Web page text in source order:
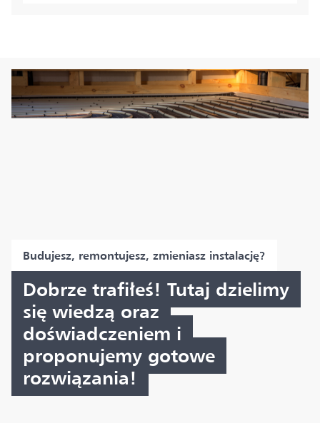
Budujesz, remontujesz, zmieniasz instalację?
Dobrze trafiłeś! Tutaj dzielimy
się wiedzą oraz
doświadczeniem i
proponujemy gotowe
rozwiązania!